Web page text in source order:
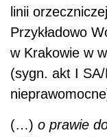
linii
Przykładowo
w Krakowie w
(sygn. akt I
(…) o prawie